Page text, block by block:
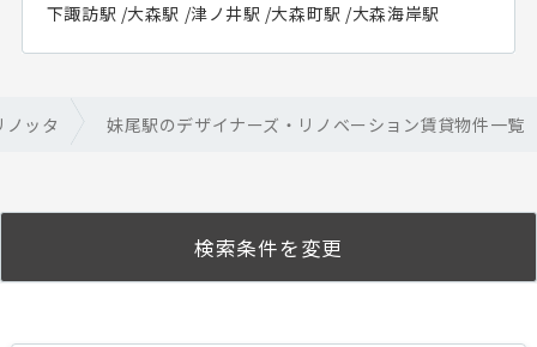
下諏訪駅 /大森駅 /津ノ井駅 /大森町駅 /大森海岸駅
ッタ 妹尾駅のデザイナーズ・リノベーション賃貸物件一覧
検索条件を変更